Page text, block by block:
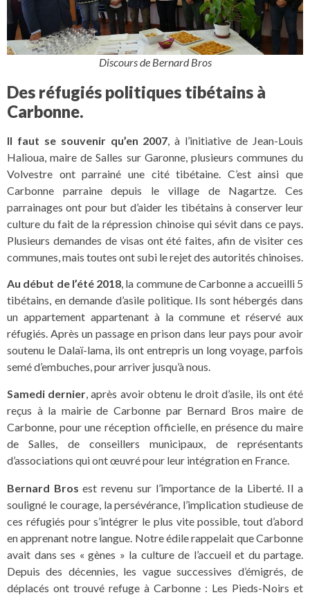
Discours de Bernard Bros
Des réfugiés politiques tibétains à
Carbonne.
Il faut se souvenir qu’en 2007, à l’initiative de Jean-Louis
Halioua, maire de Salles sur Garonne, plusieurs communes du
Volvestre ont parrainé une cité tibétaine. C’est ainsi que
Carbonne parraine depuis le village de Nagartze. Ces
parrainages ont pour but d’aider les tibétains à conserver leur
culture du fait de la répression chinoise qui sévit dans ce pays.
Plusieurs demandes de visas ont été faites, afin de visiter ces
communes, mais toutes ont subi le rejet des autorités chinoises.
Au début de l’été 2018, la commune de Carbonne a accueilli 5
tibétains, en demande d’asile politique. Ils sont hébergés dans
un appartement appartenant à la commune et réservé aux
réfugiés. Après un passage en prison dans leur pays pour avoir
soutenu le Dalaï-lama, ils ont entrepris un long voyage, parfois
semé d’embuches, pour arriver jusqu’à nous.
Samedi dernier , après avoir obtenu le droit d’asile, ils ont été
reçus à la mairie de Carbonne par Bernard Bros maire de
Carbonne, pour une réception officielle, en présence du maire
de Salles, de conseillers municipaux, de représentants
d’associations qui ont œuvré pour leur intégration en France.
Bernard Bros est revenu sur l’importance de la Liberté. Il a
souligné le courage, la persévérance, l’implication studieuse de
ces réfugiés pour s’intégrer le plus vite possible, tout d’abord
en apprenant notre langue. Notre édile rappelait que Carbonne
avait dans ses « gènes » la culture de l’accueil et du partage.
Depuis des décennies, les vague successives d’émigrés, de
déplacés ont trouvé refuge à Carbonne : Les Pieds-Noirs et